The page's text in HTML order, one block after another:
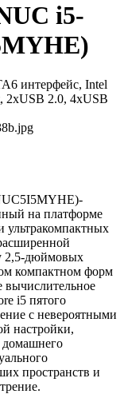
i5-
интерфейс, Intel
2xUSB 2.0, 4xUSB
на платформе
ультракомпактных
2,5-дюймовых
компактном форм
вычислительное
i5 пятого
с невероятными
настройки,
домашнего
пространств и